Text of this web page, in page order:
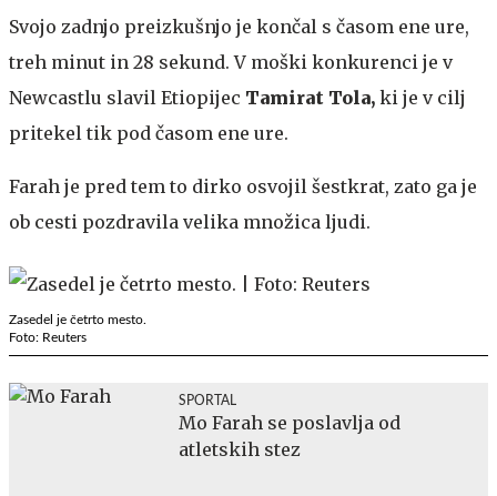
Svojo zadnjo preizkušnjo je končal s časom ene ure,
treh minut in 28 sekund. V moški konkurenci je v
Newcastlu slavil Etiopijec Tamirat Tola, ki je v cilj
pritekel tik pod časom ene ure.
Farah je pred tem to dirko osvojil šestkrat, zato ga je
ob cesti pozdravila velika množica ljudi.
Zasedel je četrto mesto.
Foto: Reuters
SPORTAL
Mo Farah se poslavlja od
atletskih stez